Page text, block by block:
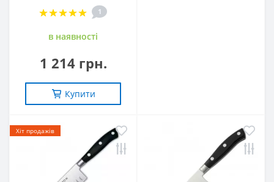
1
в наявностi
1 214 грн.
Купити
Хіт продажів